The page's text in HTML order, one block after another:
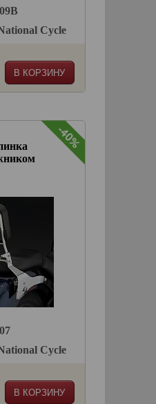
Cycle
В КОРЗИНУ
-40%
Cycle
В КОРЗИНУ